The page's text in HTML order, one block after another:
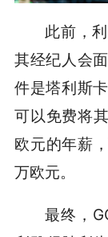
此前，
其经纪人会
件是塔利斯
可以免费将
欧元的年薪
万欧元。
最终，